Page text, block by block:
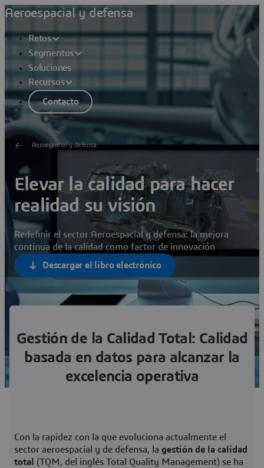
Aeroespacial y defensa
Retos
Segmentos
Soluciones
Recursos
Contacto
Aeroespacial y defensa
Elevar la calidad para hacer
realidad su visión
Redefinir el sector Aeroespacial y defensa: la mejora
continua de la calidad como factor de innovación
Descargar el libro electrónico
Gestión de la Calidad Total: Calidad
basada en datos para alcanzar la
excelencia operativa
Con la rapidez con la que evoluciona actualmente el
sector aeroespacial y de defensa, la gestión de la calidad
total (TQM, del inglés Total Quality Management) se ha